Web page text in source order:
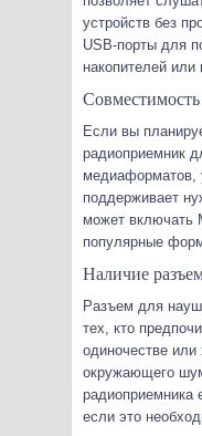
устройств без
USB-порты для
накопителей
Если вы
радиоприемник
медиаформатов,
поддерживает
может включать
популярные
Наличие
Разъем для
тех, кто
одиночестве или
окружающего
радиоприемника
если это